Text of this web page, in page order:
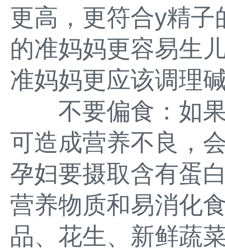
更高，更符合y精
的准妈妈更容易生
准妈妈更应该调理
不要偏食：如果
可造成营养不良，
孕妇要摄取含有蛋
营养物质和易消化
品、花生、新鲜蔬